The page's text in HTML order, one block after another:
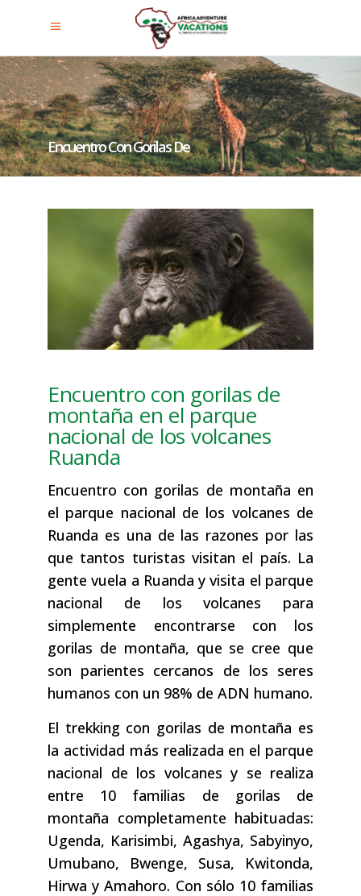
Encuentro Con Gorilas De
De Los Volcanes Ruanda
Encuentro con gorilas de
montaña en el parque
nacional de los volcanes
Ruanda
Encuentro con gorilas de montaña en
el parque nacional de los volcanes de
Ruanda es una de las razones por las
que tantos turistas visitan el país. La
gente vuela a Ruanda y visita el parque
nacional de los volcanes para
simplemente encontrarse con los
gorilas de montaña, que se cree que
son parientes cercanos de los seres
humanos con un 98% de ADN humano.
El trekking con gorilas de montaña es
la actividad más realizada en el parque
nacional de los volcanes y se realiza
entre 10 familias de gorilas de
montaña completamente habituadas:
Ugenda, Karisimbi, Agashya, Sabyinyo,
Umubano, Bwenge, Susa, Kwitonda,
Hirwa y Amahoro. Con sólo 10 familias